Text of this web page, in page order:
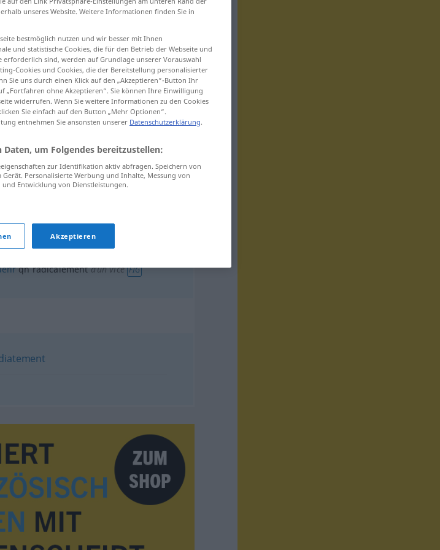
différent
qn radicalement
qnradicalement d’un vice FIG
unseres Website. Weitere Informationen finden Sie in
bestmöglich nutzen und wir besser mit Ihnen
und statistische Cookies, die für den Betrieb der Webseite und
erforderlich sind, werden auf Grundlage unserer Vorauswahl
Cookies und Cookies, die der Bereitstellung personalisierter
Sie uns durch einen Klick auf den „Akzeptieren“-Button Ihr
„Fortfahren ohne Akzeptieren“. Sie können Ihre Einwilligung
widerrufen. Wenn Sie weitere Informationen zu den Cookies
Sie einfach auf den Button „Mehr Optionen“.
entnehmen Sie ansonsten unserer Datenschutzerklärung.
um Folgendes bereitzustellen:
zur Identifikation aktiv abfragen. Speichern von
Personalisierte Werbung und Inhalte, Messung von
Entwicklung von Dienstleistungen.
Akzeptieren